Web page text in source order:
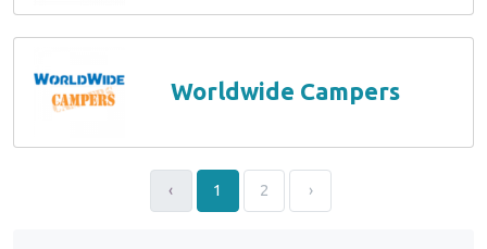
Worldwide Campers
‹ 1 2 ›